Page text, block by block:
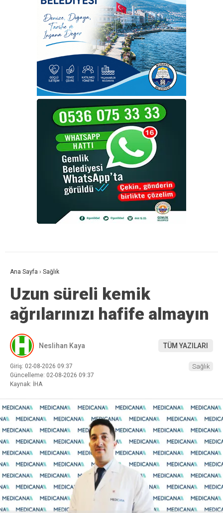
Ana Sayfa › Sağlık
Uzun süreli kemik
ağrılarınızı hafife almayın
Neslihan Kaya TÜM YAZILARI
Giriş: 02-08-2026 09:37
Güncelleme: 02-08-2026 09:37
Kaynak: İHA
Sağlık